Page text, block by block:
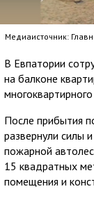
Медиаисточник:
В Евпатории
на балконе
После прибытия
развернули силы
пожарной
15 квадратных
помещения и